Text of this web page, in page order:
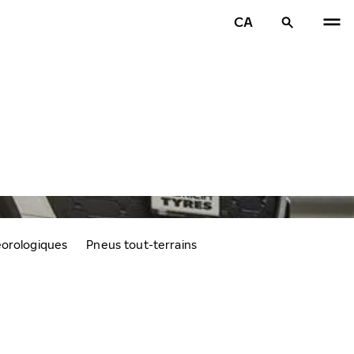
CA
Pneus tout-terrains